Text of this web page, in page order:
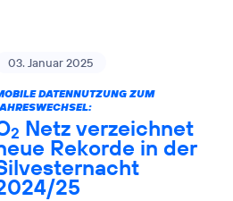
03. Januar 2025
DATENNUTZUNG ZUM
2 Netz verzeichnet
Rekorde in der
25